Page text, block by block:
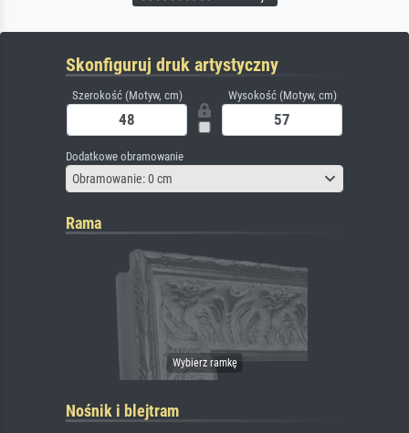
Skonfiguruj druk artystyczny
Szerokość (Motyw, cm) Wysokość (Motyw, cm)
Dodatkowe obramowanie
Obramowanie: 0 cm
Rama
Nośnik i blejtram